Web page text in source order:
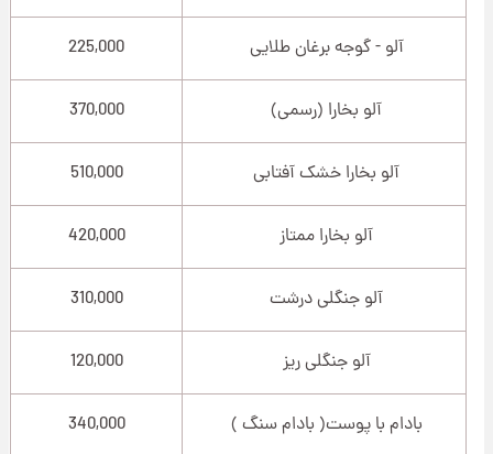
آلو - گوجه برغان طلایی 225,000
آلو بخارا (رسمی) 370,000
آلو بخارا خشک آفتابی 510,000
آلو بخارا ممتاز 420,000
آلو جنگلی درشت 310,000
آلو جنگلی ریز 120,000
بادام با پوست( بادام سنگ ) 340,000